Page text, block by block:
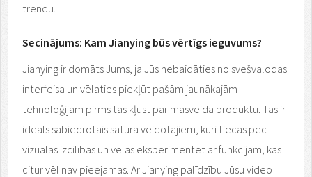
trendu.
Secinājums: Kam Jianying būs vērtīgs ieguvums?
Jianying ir domāts Jums, ja Jūs nebaidāties no svešvalodas
interfeisa un vēlaties piekļūt pašām jaunākajām
tehnoloģijām pirms tās kļūst par masveida produktu. Tas ir
ideāls sabiedrotais satura veidotājiem, kuri tiecas pēc
vizuālas izcilības un vēlas eksperimentēt ar funkcijām, kas
citur vēl nav pieejamas. Ar Jianying palīdzību Jūsu video